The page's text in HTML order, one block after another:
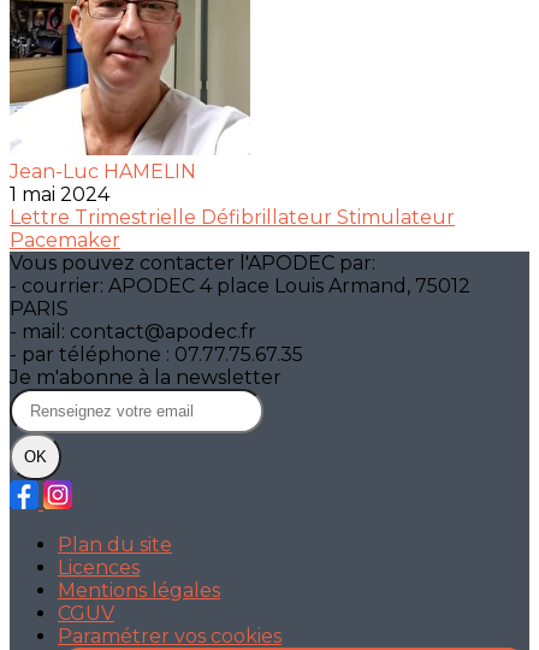
Jean-Luc HAMELIN
1 mai 2024
Lettre Trimestrielle Défibrillateur Stimulateur
Pacemaker
Vous pouvez contacter l'APODEC par:
- courrier: APODEC 4 place Louis Armand, 75012
PARIS
- mail: contact@apodec.fr
- par téléphone : 07.77.75.67.35
Je m'abonne à la newsletter
OK
Plan du site
Licences
Mentions légales
CGUV
Paramétrer vos cookies